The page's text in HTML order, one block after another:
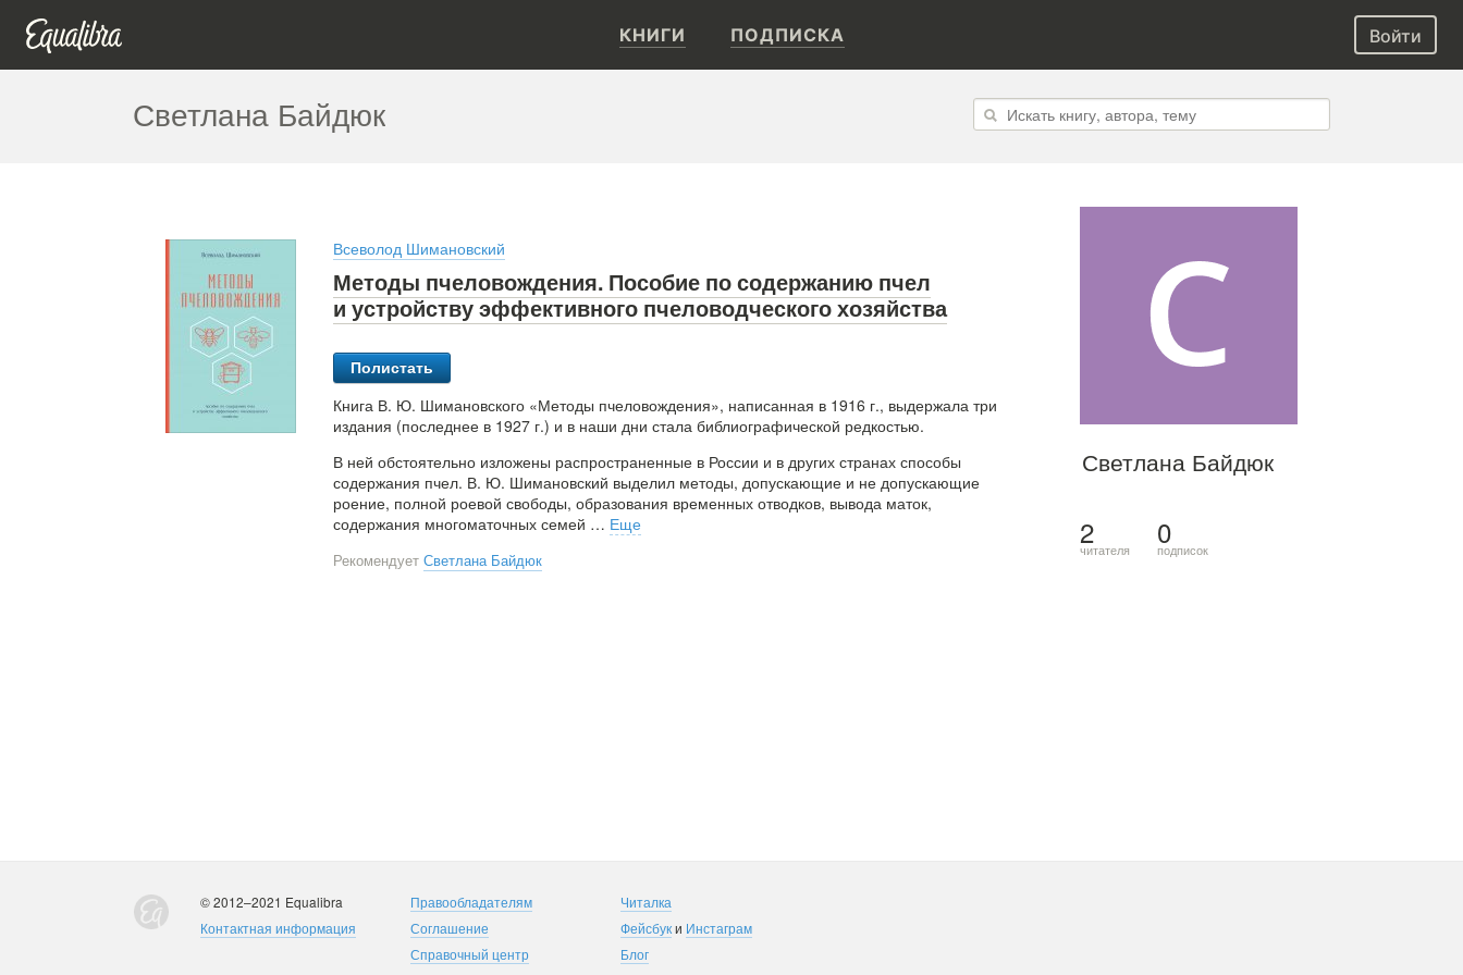
КНИГИ ПОДПИСКА Войти
Светлана Байдюк
Всеволод Шимановский
Методы пчеловождения. Пособие по содержанию пчел
и устройству эффективного пчеловодческого хозяйства
Полистать
Книга В. Ю. Шимановского «Методы пчеловождения», написанная в 1916 г., выдержала три
издания (последнее в 1927 г.) и в наши дни стала библиографической редкостью.
В ней обстоятельно изложены распространенные в России и в других странах способы
содержания пчел. В. Ю. Шимановский выделил методы, допускающие и не допускающие
роение, полной роевой свободы, образования временных отводков, вывода маток,
содержания многоматочных семей … Еще
Рекомендует Светлана Байдюк
Светлана Байдюк
2
читателя 0
подписок
© 2012–2021 Equalibra
Контактная информация
Правообладателям
Соглашение
Справочный центр
Читалка
Фейсбуки Инстаграм
Блог